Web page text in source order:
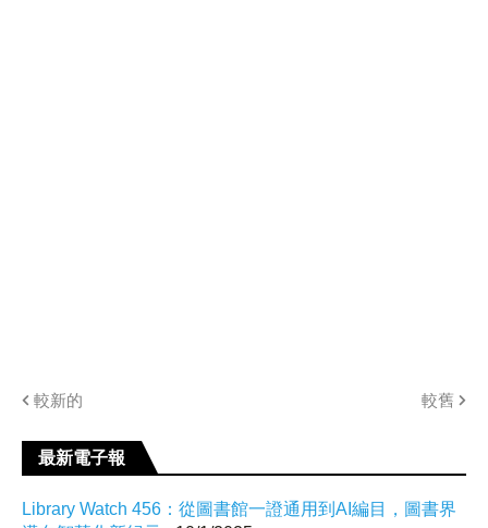
較新的 較舊
最新電子報
Library Watch 456：從圖書館一證通用到AI編目，圖書界